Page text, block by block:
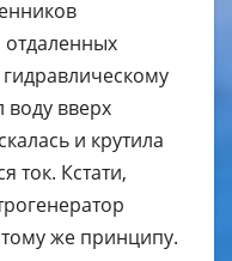
отдаленных
вверх
и крутила
ток. Кстати,
же принципу.